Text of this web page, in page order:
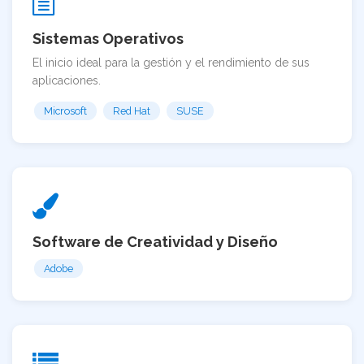
Sistemas Operativos
El inicio ideal para la gestión y el rendimiento de sus
aplicaciones.
Microsoft Red Hat SUSE
Software de Creatividad y Diseño
Adobe